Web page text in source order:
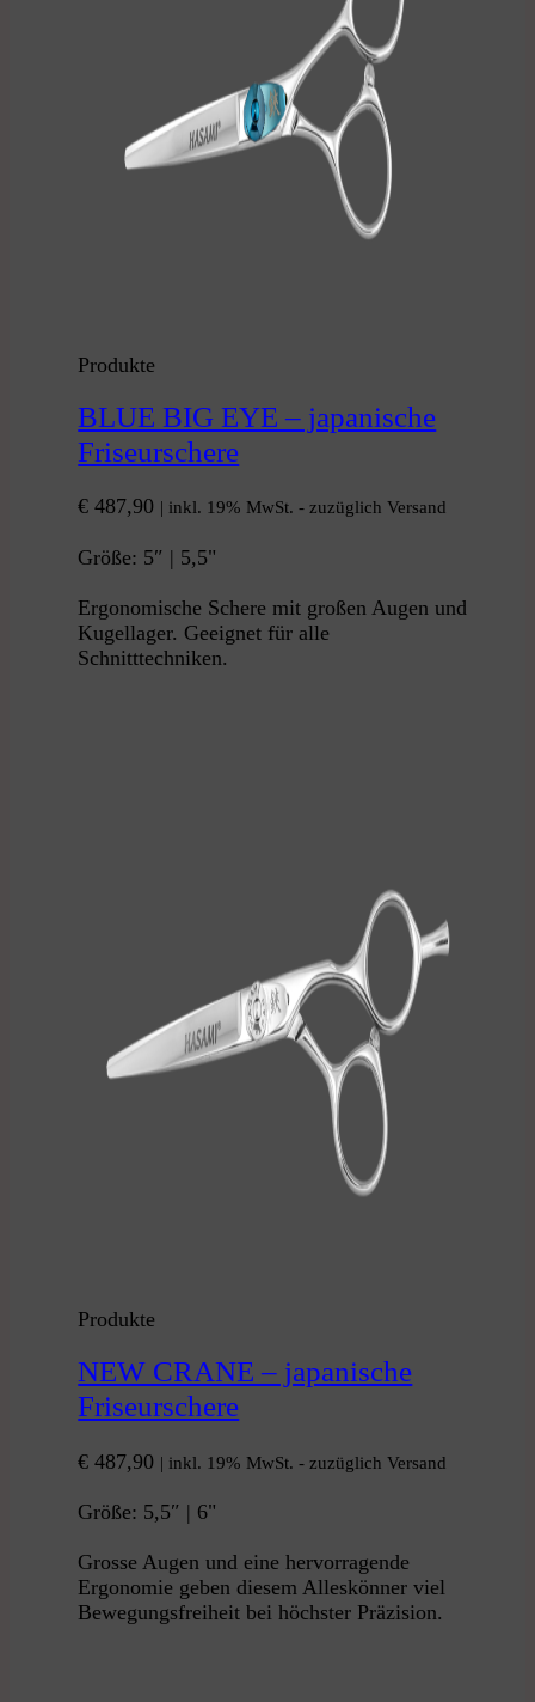
Produkte
BLUE BIG EYE – japanische
Friseurschere
€ 487,90 | inkl. 19% MwSt. - zuzüglich Versand
Größe: 5″ | 5,5"
Ergonomische Schere mit großen Augen und
Kugellager. Geeignet für alle
Schnitttechniken.
Produkte
NEW CRANE – japanische
Friseurschere
€ 487,90 | inkl. 19% MwSt. - zuzüglich Versand
Größe: 5,5″ | 6"
Grosse Augen und eine hervorragende
Ergonomie geben diesem Alleskönner viel
Bewegungsfreiheit bei höchster Präzision.